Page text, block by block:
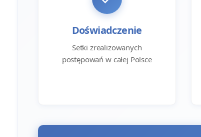
Doświadczenie
Setki zrealizowanych
postępowań w całej Polsce